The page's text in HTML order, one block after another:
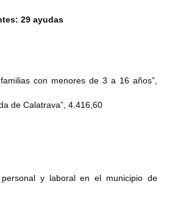
29 ayudas
con menores de 3 a 16 años”,
de Calatrava”, 4.416,60
y laboral en el municipio de